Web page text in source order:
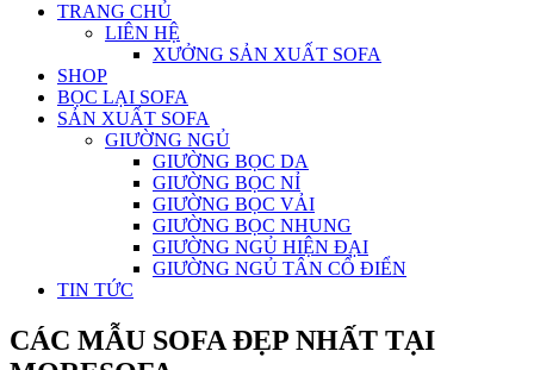
TRANG CHỦ
LIÊN HỆ
XƯỞNG SẢN XUẤT SOFA
SHOP
BỌC LẠI SOFA
SẢN XUẤT SOFA
GIƯỜNG NGỦ
GIƯỜNG BỌC DA
GIƯỜNG BỌC NỈ
GIƯỜNG BỌC VẢI
GIƯỜNG BỌC NHUNG
GIƯỜNG NGỦ HIỆN ĐẠI
GIƯỜNG NGỦ TÂN CỔ ĐIỂN
TIN TỨC
CÁC MẪU SOFA ĐẸP NHẤT TẠI